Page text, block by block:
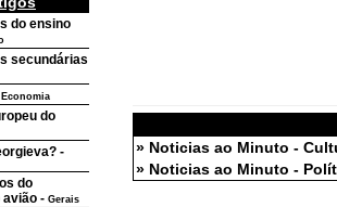
do ensino
secundárias
Economia
do
-
do
avião - Gerais
» Noticias ao Minuto -
» Noticias ao Minuto -